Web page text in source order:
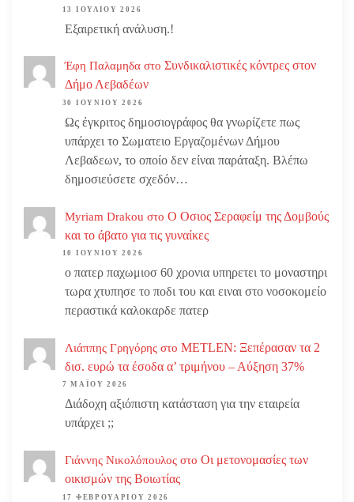
13 ΙΟΥΛΊΟΥ 2026
Εξαιρετική ανάλυση.!
Έφη Παλαμηδα στο Συνδικαλιστικές κόντρες στον
Δήμο Λεβαδέων
30 ΙΟΥΝΊΟΥ 2026
Ως έγκριτος δημοσιογράφος θα γνωρίζετε πως
υπάρχει το Σωματειο Εργαζομένων Δήμου
Λεβαδεων, το οποίο δεν είναι παράταξη. Βλέπω
δημοσιεύσετε σχεδόν…
Myriam Drakou στο Ο Οσιος Σεραφείμ της Δομβούς
και το άβατο για τις γυναίκες
10 ΙΟΥΝΊΟΥ 2026
ο πατερ παχωμιοσ 60 χρονια υπηρετει το μοναστηρι
τωρα χτυπησε το ποδι του και ειναι στο νοσοκομείο
περαστικά καλοκαρδε πατερ
Λιάππης Γρηγόρης στο METLEN: Ξεπέρασαν τα 2
δισ. ευρώ τα έσοδα α’ τριμήνου – Αύξηση 37%
7 ΜΑΪ́ΟΥ 2026
Διάδοχη αξιόπιστη κατάσταση για την εταιρεία
υπάρχει ;;
Γιάννης Νικολόπουλος στο Οι μετονομασίες των
οικισμών της Βοιωτίας
17 ΦΕΒΡΟΥΑΡΊΟΥ 2026